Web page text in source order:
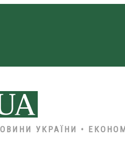
УКРАЇНИ •